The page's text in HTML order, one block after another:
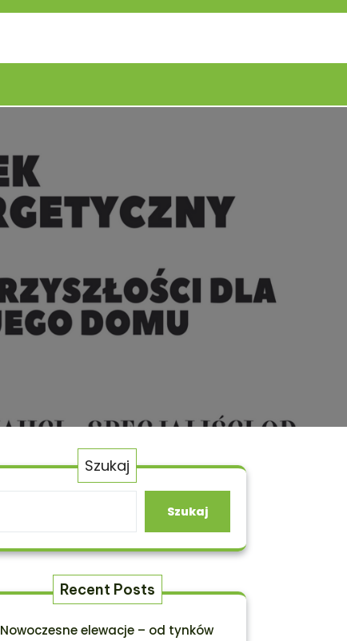
Szukaj
Szukaj
Recent Posts
Nowoczesne elewacje – od tynków